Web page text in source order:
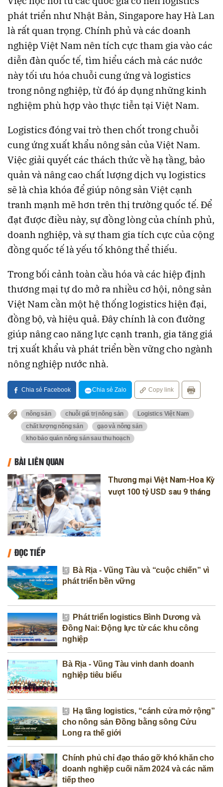
phát triển như Nhật Bản, Singapore hay Hà Lan
là rất quan trọng. Chính phủ và các doanh
nghiệp Việt Nam nên tích cực tham gia vào các
diễn đàn quốc tế, tìm hiểu cách mà các nước
này tối ưu hóa chuỗi cung ứng và logistics
trong nông nghiệp, từ đó áp dụng những kinh
nghiệm phù hợp vào thực tiễn tại Việt Nam.
Logistics đóng vai trò then chốt trong chuỗi
cung ứng xuất khẩu nông sản của Việt Nam.
Việc giải quyết các thách thức về hạ tầng, bảo
quản và nâng cao chất lượng dịch vụ logistics
sẽ là chìa khóa để giúp nông sản Việt cạnh
tranh mạnh mẽ hơn trên thị trường quốc tế. Để
đạt được điều này, sự đồng lòng của chính phủ,
doanh nghiệp, và sự tham gia tích cực của cộng
đồng quốc tế là yếu tố không thể thiếu.
Trong bối cảnh toàn cầu hóa và các hiệp định
thương mại tự do mở ra nhiều cơ hội, nông sản
Việt Nam cần một hệ thống logistics hiện đại,
đồng bộ, và hiệu quả. Đây chính là con đường
giúp nâng cao năng lực cạnh tranh, gia tăng giá
trị xuất khẩu và phát triển bền vững cho ngành
nông nghiệp nước nhà.
Chia sẻ Facebook Chia sẻ Zalo Copy link
nông sản chuỗi giá trị nông sản
Logistics Việt Nam
chất lượng nông sản
gạo và nông sản
kho bảo quản nông sản sau thu hoạch
BÀI LIÊN QUAN
Thương mại Việt Nam-Hoa Kỳ
vượt 100 tỷ USD sau 9 tháng
ĐỌC TIẾP
Bà Rịa - Vũng Tàu và “cuộc chiến” vì
phát triển bền vững
Phát triển logistics Bình Dương và
Đồng Nai: Động lực từ các khu công
nghiệp
Bà Rịa - Vũng Tàu vinh danh doanh
nghiệp tiêu biểu
Hạ tầng logistics, “cánh cửa mở rộng”
cho nông sản Đồng bằng sông Cửu
Long ra thế giới
Chính phủ chỉ đạo tháo gỡ khó khăn cho
doanh nghiệp cuối năm 2024 và các năm
tiếp theo